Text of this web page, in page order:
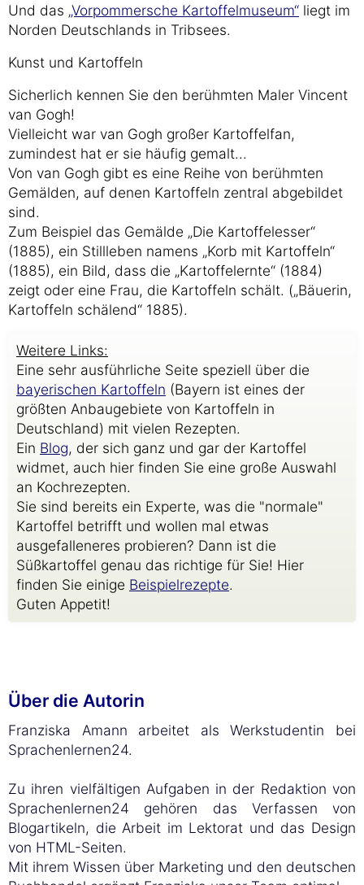
Und das „Vorpommersche Kartoffelmuseum“ liegt im
Norden Deutschlands in Tribsees.
Kunst und Kartoffeln
Sicherlich kennen Sie den berühmten Maler Vincent
van Gogh!
Vielleicht war van Gogh großer Kartoffelfan,
zumindest hat er sie häufig gemalt...
Von van Gogh gibt es eine Reihe von berühmten
Gemälden, auf denen Kartoffeln zentral abgebildet
sind.
Zum Beispiel das Gemälde „Die Kartoffelesser“
(1885), ein Stillleben namens „Korb mit Kartoffeln“
(1885), ein Bild, dass die „Kartoffelernte“ (1884)
zeigt oder eine Frau, die Kartoffeln schält. („Bäuerin,
Kartoffeln schälend“ 1885).
Weitere Links:
Eine sehr ausführliche Seite speziell über die
bayerischen Kartoffeln (Bayern ist eines der
größten Anbaugebiete von Kartoffeln in
Deutschland) mit vielen Rezepten.
Ein Blog, der sich ganz und gar der Kartoffel
widmet, auch hier finden Sie eine große Auswahl
an Kochrezepten.
Sie sind bereits ein Experte, was die "normale"
Kartoffel betrifft und wollen mal etwas
ausgefalleneres probieren? Dann ist die
Süßkartoffel genau das richtige für Sie! Hier
finden Sie einige Beispielrezepte.
Guten Appetit!
Über die Autorin
Franziska Amann arbeitet als Werkstudentin bei
Sprachenlernen24.
Zu ihren vielfältigen Aufgaben in der Redaktion von
Sprachenlernen24 gehören das Verfassen von
Blogartikeln, die Arbeit im Lektorat und das Design
von HTML-Seiten.
Mit ihrem Wissen über Marketing und den deutschen